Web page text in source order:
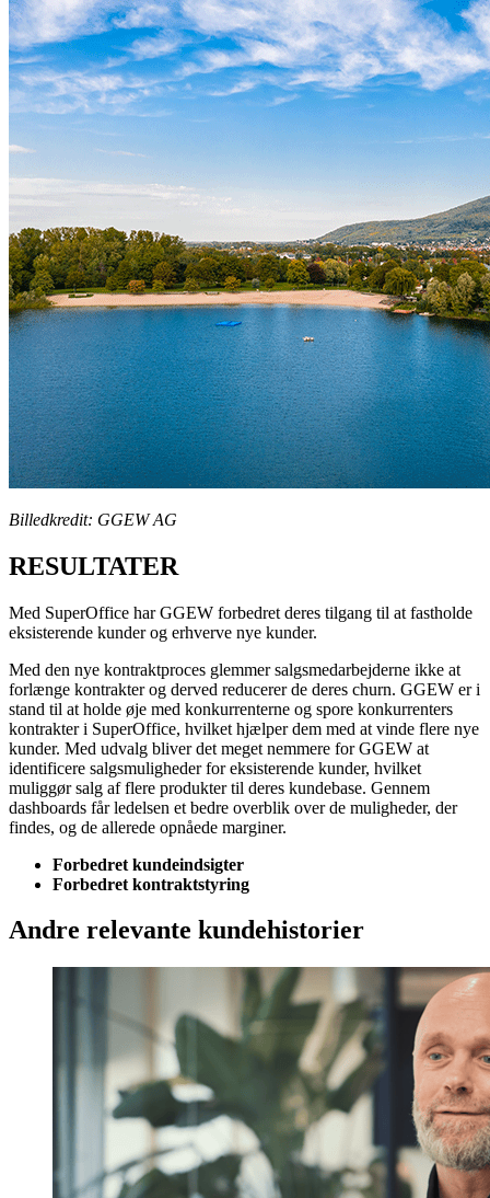
Billedkredit: GGEW AG
RESULTATER
Med SuperOffice har GGEW forbedret deres tilgang til at fastholde
eksisterende kunder og erhverve nye kunder.
Med den nye kontraktproces glemmer salgsmedarbejderne ikke at
forlænge kontrakter og derved reducerer de deres churn. GGEW er i
stand til at holde øje med konkurrenterne og spore konkurrenters
kontrakter i SuperOffice, hvilket hjælper dem med at vinde flere nye
kunder. Med udvalg bliver det meget nemmere for GGEW at
identificere salgsmuligheder for eksisterende kunder, hvilket
muliggør salg af flere produkter til deres kundebase. Gennem
dashboards får ledelsen et bedre overblik over de muligheder, der
findes, og de allerede opnåede marginer.
Forbedret kundeindsigter
Forbedret kontraktstyring
Andre relevante kundehistorier